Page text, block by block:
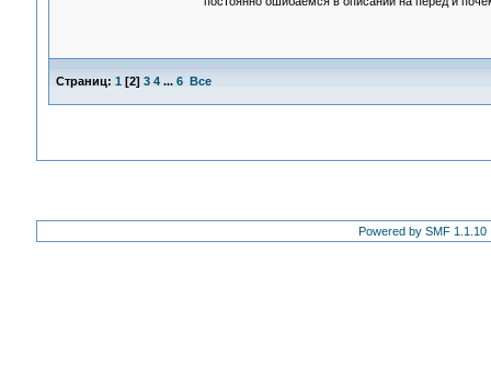
Страниц: 1 [2] 3 4 ... 6 Все
Powered by SMF 1.1.10